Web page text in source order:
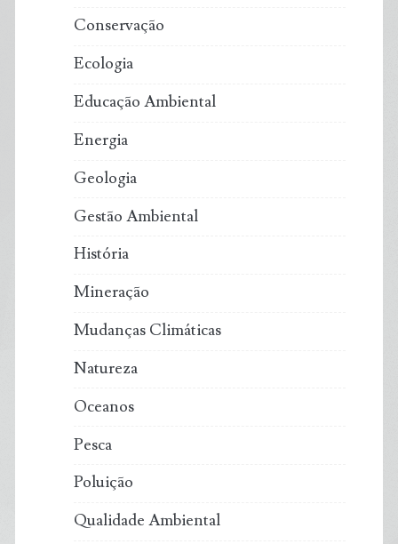
Conservação
Ecologia
Educação Ambiental
Energia
Geologia
Gestão Ambiental
História
Mineração
Mudanças Climáticas
Natureza
Oceanos
Pesca
Poluição
Qualidade Ambiental